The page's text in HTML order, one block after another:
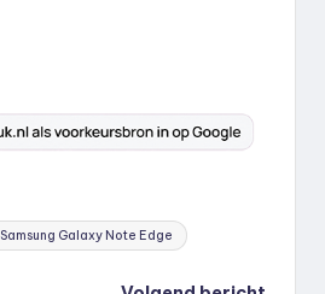
Samsung Galaxy Note Edge